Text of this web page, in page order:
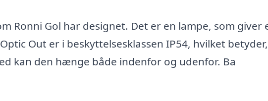
Ronni Gol har designet. Det er en lampe, som giver
Out er i beskyttelsesklassen IP54, hvilket
kan den hænge både indenfor og udenfor. Ba